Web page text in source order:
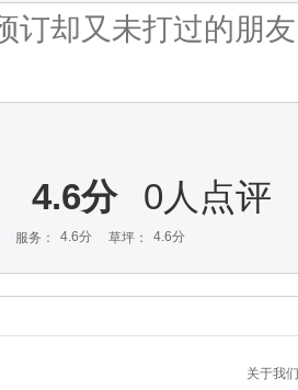
4.6分 0人点评
服务： 4.6分 草坪： 4.6分
关于我们